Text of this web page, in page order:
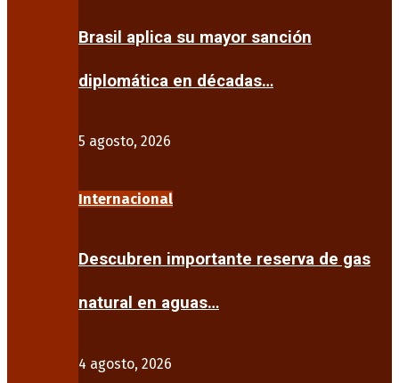
Brasil aplica su mayor sanción
diplomática en décadas…
5 agosto, 2026
Internacional
Descubren importante reserva de gas
natural en aguas…
4 agosto, 2026